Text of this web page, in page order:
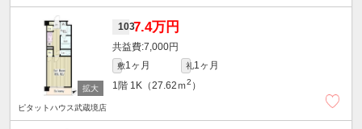
1037.4万円
7,000円
敷1ヶ月 礼1ヶ月
1階 1K（27.62ｍ2 ）
ピタットハウス武蔵境店